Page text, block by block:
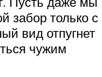
забор только с
вид отпугнет
чужим